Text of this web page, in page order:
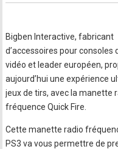
Bigben Interactive, fabricant
d’accessoires pour consoles
vidéo et leader européen,
aujourd’hui une expérience
jeux de tirs, avec la manette
fréquence Quick Fire.
Cette manette radio
PS3 va vous permettre de